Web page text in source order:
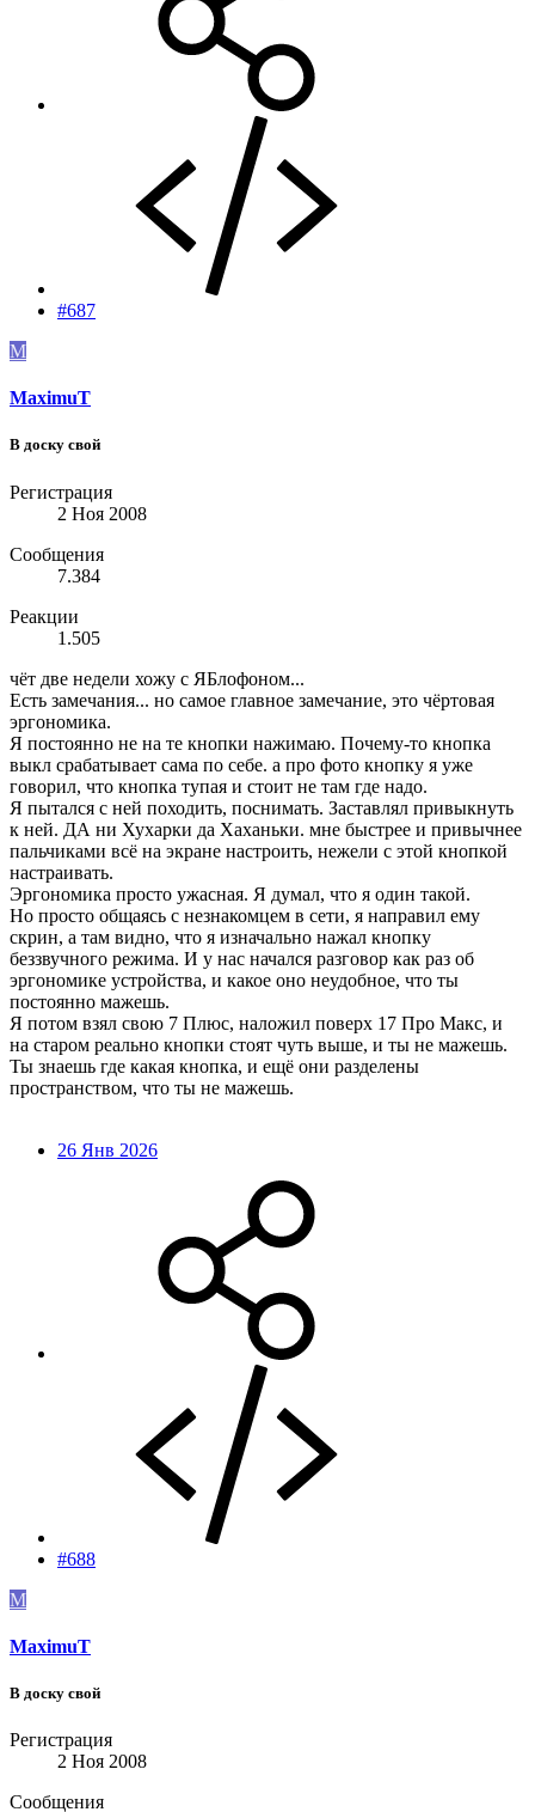
#687
M
MaximuT
В доску свой
Регистрация
2 Ноя 2008
Сообщения
7.384
Реакции
1.505
чёт две недели хожу с ЯБлофоном...
Есть замечания... но самое главное замечание, это чёртовая
эргономика.
Я постоянно не на те кнопки нажимаю. Почему-то кнопка
выкл срабатывает сама по себе. а про фото кнопку я уже
говорил, что кнопка тупая и стоит не там где надо.
Я пытался с ней походить, поснимать. Заставлял привыкнуть
к ней. ДА ни Хухарки да Хаханьки. мне быстрее и привычнее
пальчиками всё на экране настроить, нежели с этой кнопкой
настраивать.
Эргономика просто ужасная. Я думал, что я один такой.
Но просто общаясь с незнакомцем в сети, я направил ему
скрин, а там видно, что я изначально нажал кнопку
беззвучного режима. И у нас начался разговор как раз об
эргономике устройства, и какое оно неудобное, что ты
постоянно мажешь.
Я потом взял свою 7 Плюс, наложил поверх 17 Про Макс, и
на старом реально кнопки стоят чуть выше, и ты не мажешь.
Ты знаешь где какая кнопка, и ещё они разделены
пространством, что ты не мажешь.
26 Янв 2026
#688
M
MaximuT
В доску свой
Регистрация
2 Ноя 2008
Сообщения